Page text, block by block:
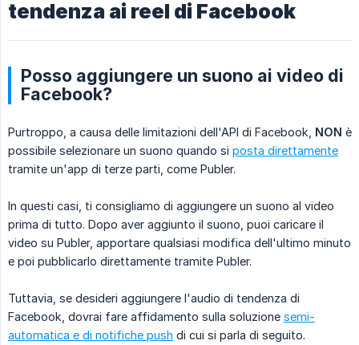
tendenza ai reel di Facebook
Posso aggiungere un suono ai video di
Facebook?
Purtroppo, a causa delle limitazioni dell'API di Facebook, NON è
possibile selezionare un suono quando si posta direttamente
tramite un'app di terze parti, come Publer.
In questi casi, ti consigliamo di aggiungere un suono al video
prima di tutto. Dopo aver aggiunto il suono, puoi caricare il
video su Publer, apportare qualsiasi modifica dell'ultimo minuto
e poi pubblicarlo direttamente tramite Publer.
Tuttavia, se desideri aggiungere l'audio di tendenza di
Facebook, dovrai fare affidamento sulla soluzione semi-
automatica e di notifiche push di cui si parla di seguito.